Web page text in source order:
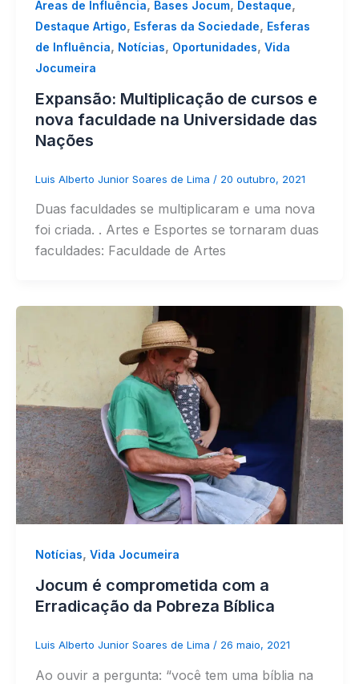
Áreas de Influência, Bases Jocum, Destaque,
Destaque Artigo, Esferas da Sociedade, Esferas
de Influência, Notícias, Oportunidades, Vida
Jocumeira
Expansão: Multiplicação de cursos e
nova faculdade na Universidade das
Nações
Luis Alberto Junior Soares de Lima / 20 outubro, 2021
Duas faculdades se multiplicaram e uma nova
foi criada. . Artes e Esportes se tornaram duas
faculdades: Faculdade de Artes
Notícias, Vida Jocumeira
Jocum é comprometida com a
Erradicação da Pobreza Bíblica
Luis Alberto Junior Soares de Lima / 26 maio, 2021
Ao ouvir a pergunta: “você tem uma bíblia na